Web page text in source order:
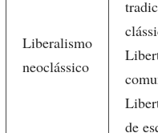
Liberalismo
neoclássico
de